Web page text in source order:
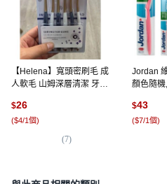
【Helena】寬頭密刷毛 成
人軟毛 山姆深層清潔 牙刷,
$26
($4/1個)
(7)
Jordan
顏色隨
$43
($7/1個)